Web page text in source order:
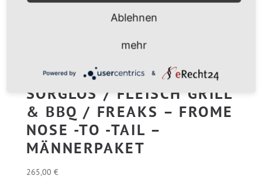
PAKET NR. 5 – RUNDUM
SORGLOS / FLEISCH GRILL
& BBQ / FREAKS – FROME
NOSE -TO -TAIL –
MÄNNERPAKET
265,00 €
Ablehnen
mehr
Powered by &